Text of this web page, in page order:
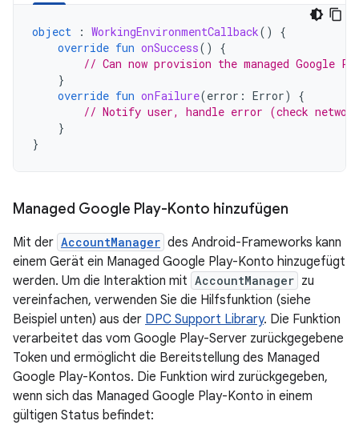
object : WorkingEnvironmentCallback()
{
override fun onSuccess()
{
// Can now provision the managed Google
}
override fun onFailure(error : Error)
{
// Notify user, handle error (check
}
}
Managed Google Play-Konto hinzufügen
Mit der AccountManager des Android-Frameworks kann
einem Gerät ein Managed Google Play-Konto hinzugefügt
werden. Um die Interaktion mit AccountManager zu
vereinfachen, verwenden Sie die Hilfsfunktion (siehe
Beispiel unten) aus der DPC Support Library. Die Funktion
verarbeitet das vom Google Play-Server zurückgegebene
Token und ermöglicht die Bereitstellung des Managed
Google Play-Kontos. Die Funktion wird zurückgegeben,
wenn sich das Managed Google Play-Konto in einem
gültigen Status befindet: